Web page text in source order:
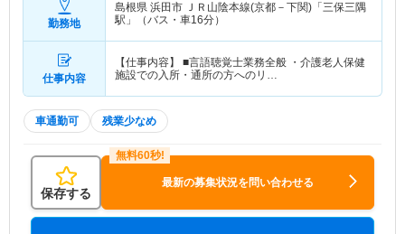
勤務地
島根県 浜田市 ＪＲ山陰本線(京都－下関)「三保三隅
駅」（バス・車16分）
仕事内容
【仕事内容】 ■言語聴覚士業務全般 ・介護老人保健
施設での入所・通所の方へのリ…
車通勤可 残業少なめ
保存する
最新の募集状況を問い合わせる